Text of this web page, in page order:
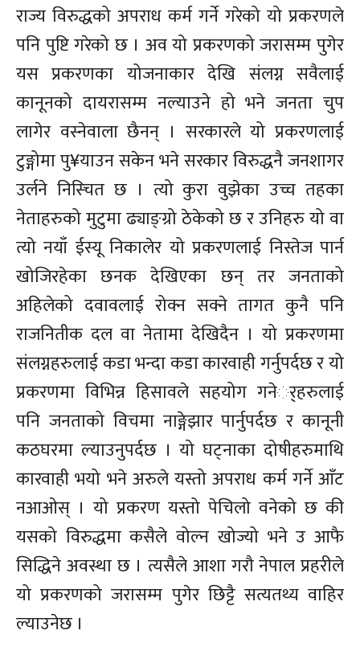
राज्य विरुद्धको अपराध कर्म गर्ने गरेको यो प्रकरणले
पनि पुष्टि गरेको छ । अव यो प्रकरणको जरासम्म पुगेर
यस प्रकरणका योजनाकार देखि संलग्न सवैलाई
कानूनको दायरासम्म नल्याउने हो भने जनता चुप
लागेर वस्नेवाला छैनन् । सरकारले यो प्रकरणलाई
टुङ्गोमा पु¥याउन सकेन भने सरकार विरुद्धनै जनशागर
उर्लने निस्चित छ । त्यो कुरा वुझेका उच्च तहका
नेताहरुको मुटुमा ढ्याङ्ग्रो ठेकेको छ र उनिहरु यो वा
त्यो नयाँ ईस्यू निकालेर यो प्रकरणलाई निस्तेज पार्न
खोजिरहेका छनक देखिएका छन् तर जनताको
अहिलेको दवावलाई रोक्न सक्ने तागत कुनै पनि
राजनितीक दल वा नेतामा देखिदैन । यो प्रकरणमा
संलग्नहरुलाई कडा भन्दा कडा कारवाही गर्नुपर्दछ र यो
प्रकरणमा विभिन्न हिसावले सहयोग गनेर््हरुलाई
पनि जनताको विचमा नाङ्गेझार पार्नुपर्दछ र कानूनी
कठघरमा ल्याउनुपर्दछ । यो घट्नाका दोषीहरुमाथि
कारवाही भयो भने अरुले यस्तो अपराध कर्म गर्ने आँट
नआओस् । यो प्रकरण यस्तो पेचिलो वनेको छ की
यसको विरुद्धमा कसैले वोल्न खोज्यो भने उ आफै
सिद्धिने अवस्था छ । त्यसैले आशा गरौ नेपाल प्रहरीले
यो प्रकरणको जरासम्म पुगेर छिट्टै सत्यतथ्य वाहिर
ल्याउनेछ ।